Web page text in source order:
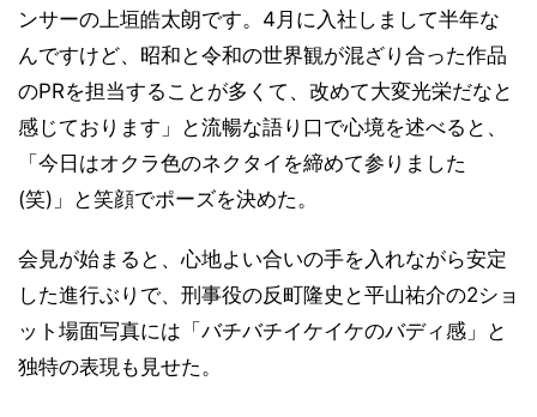
ンサーの上垣皓太朗です。4月に入社しまして半年な
んですけど、昭和と令和の世界観が混ざり合った作品
のPRを担当することが多くて、改めて大変光栄だなと
感じております」と流暢な語り口で心境を述べると、
「今日はオクラ色のネクタイを締めて参りました
(笑)」と笑顔でポーズを決めた。
会見が始まると、心地よい合いの手を入れながら安定
した進行ぶりで、刑事役の反町隆史と平山祐介の2ショ
ット場面写真には「バチバチイケイケのバディ感」と
独特の表現も見せた。